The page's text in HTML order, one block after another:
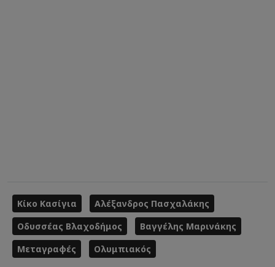
Κίκο Κασίγια
Αλέξανδρος Πασχαλάκης
Οδυσσέας Βλαχοδήμος
Βαγγέλης Μαρινάκης
Μεταγραφές
Ολυμπιακός